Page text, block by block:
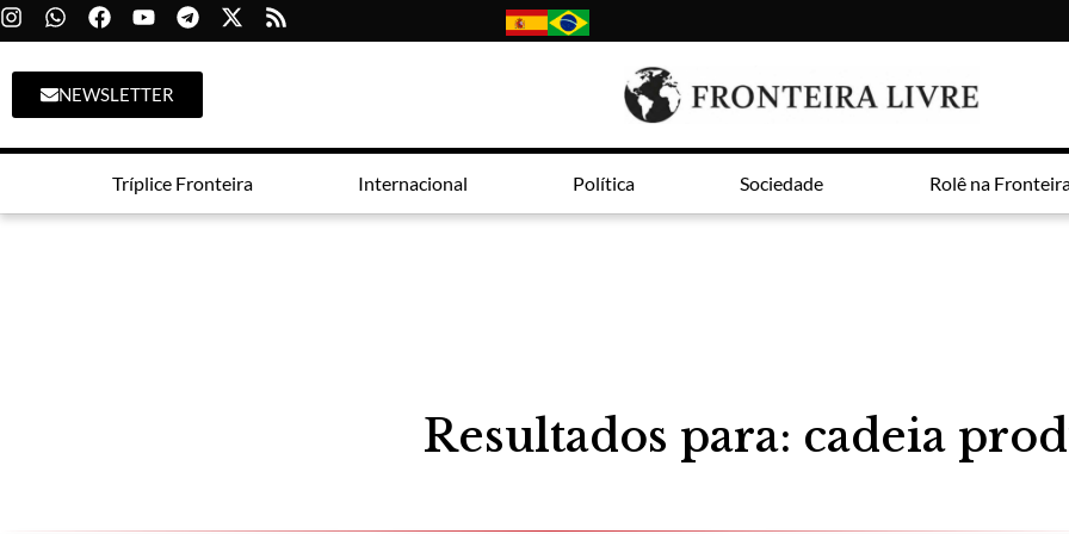
NEWSLETTER
Tríplice Fronteira Internacional Política Sociedade Rolê na
Resultados para: cadeia